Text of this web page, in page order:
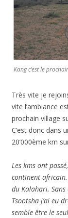
Kang c’est le
Très vite je
vite l’ambiance
prochain village
C’est donc dans
20’000ème km
Les kms ont
continent
du Kalahari.
Tsootsha j’ai eu
semble être le